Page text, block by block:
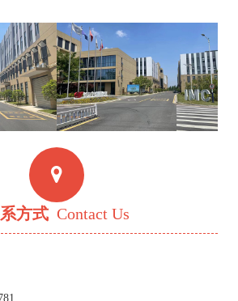
方式 Contact Us